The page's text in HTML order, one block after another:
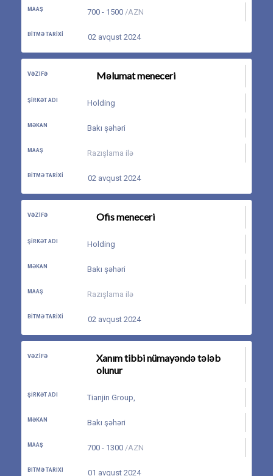
MAAŞ 700 - 1500/AZN
BITMƏ TARIXI 02 avqust 2024
VƏZIFƏ Məlumat meneceri
ŞIRKƏT ADI Holding
MƏKAN Bakı şəhəri
MAAŞ Razışlama ilə
BITMƏ TARIXI 02 avqust 2024
VƏZIFƏ Ofis meneceri
ŞIRKƏT ADI Holding
MƏKAN Bakı şəhəri
MAAŞ Razışlama ilə
BITMƏ TARIXI 02 avqust 2024
VƏZIFƏ
Xanım tibbi nümayəndə tələb
olunur
ŞIRKƏT ADI Tianjin Group,
MƏKAN Bakı şəhəri
MAAŞ 700 - 1300/AZN
BITMƏ TARIXI 01 avqust 2024